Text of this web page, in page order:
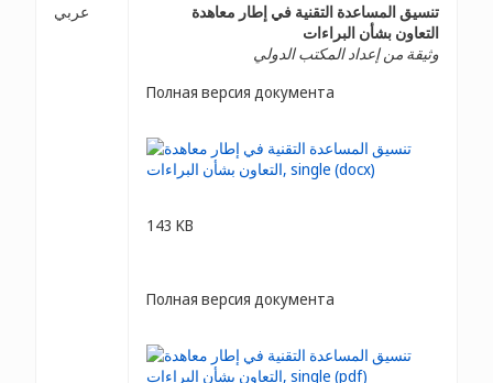
عربي
تنسيق المساعدة التقنية في إطار معاهدة
التعاون بشأن البراءات
وثيقة من إعداد المكتب الدولي
Полная версия документа
143 KB
Полная версия документа